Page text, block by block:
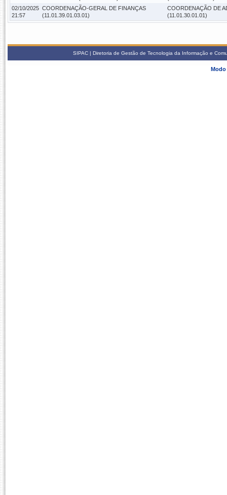
02/10/2025
21:57
COORDENAÇÃO-GERAL DE FINANÇAS
(11.01.39.01.03.01)
COORDENAÇÃO DE
(11.01.30.01.01)
SIPAC | Diretoria de Gestão de Tecnologia da Informação e
Modo